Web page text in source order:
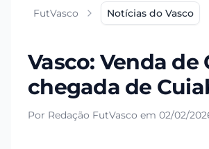
FutVasco Notícias do Vasco
Vasco: Venda
chegada de
Por Redação FutVasco em 02/02/